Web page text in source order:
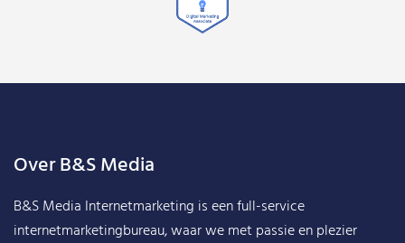
Over B&S Media
B&S Media Internetmarketing is een full-service
internetmarketingbureau, waar we met passie en plezier